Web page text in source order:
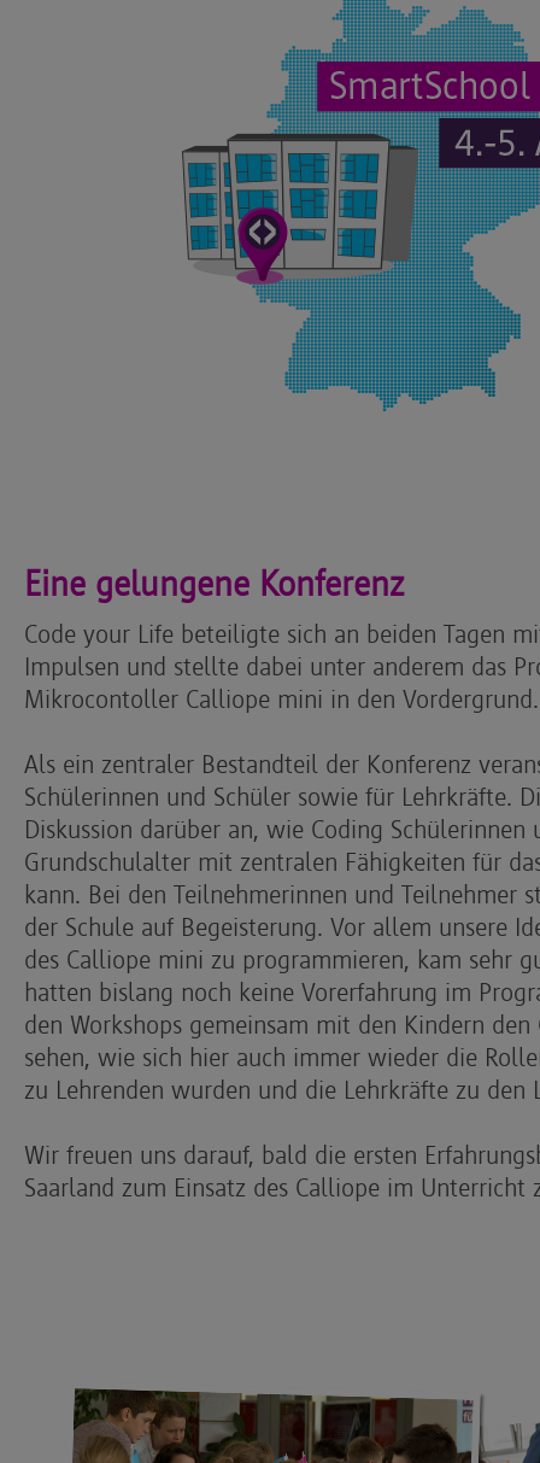
Eine gelungene Konferenz
Code your Life beteiligte sich an beiden Tagen
Impulsen und stellte dabei unter anderem das
Mikrocontoller Calliope mini in den Vordergrund.
Als ein zentraler Bestandteil der Konferenz
Schülerinnen und Schüler sowie für Lehrkräfte.
Diskussion darüber an, wie Coding Schülerinnen
Grundschulalter mit zentralen Fähigkeiten für
kann. Bei den Teilnehmerinnen und Teilnehmer
der Schule auf Begeisterung. Vor allem unsere
des Calliope mini zu programmieren, kam sehr
hatten bislang noch keine Vorerfahrung im
den Workshops gemeinsam mit den Kindern
sehen, wie sich hier auch immer wieder die
zu Lehrenden wurden und die Lehrkräfte zu den
Wir freuen uns darauf, bald die ersten
Saarland zum Einsatz des Calliope im Unterricht